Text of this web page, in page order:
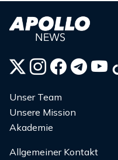
Unser Team
Unsere Mission
Akademie
Allgemeiner Kontakt